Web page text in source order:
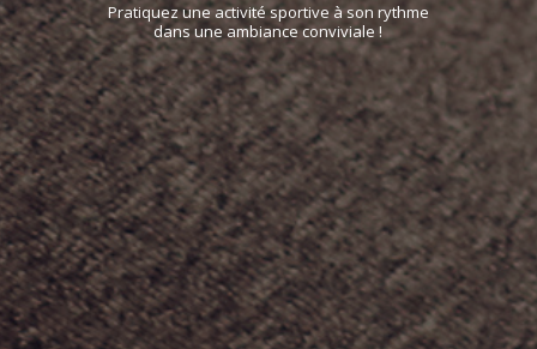
Pratiquez une activité sportive à son rythme
dans une ambiance conviviale !